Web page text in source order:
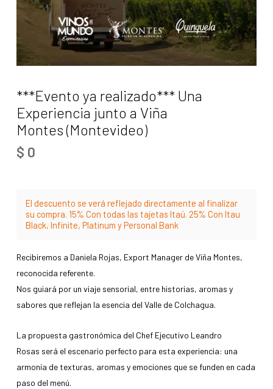
***Evento ya realizado*** Una
Experiencia junto a Viña
Montes (Montevideo)
$ 0
El descuento se verá reflejado directamente al finalizar
su compra. 15% Con todas las tajetas Itaú. 25% Con Itau
Black, Infinite, Platinum y Personal Bank
Recibiremos a Daniela Rojas, Export Manager de Viña Montes,
reconocida referente.
Nos guiará por un viaje sensorial, entre historias, aromas y
sabores que reflejan la esencia del Valle de Colchagua.
La propuesta gastronómica del Chef Ejecutivo Leandro
Rosas será el escenario perfecto para esta experiencia: una
armonía de texturas, aromas y emociones que se funden en cada
paso del menú.